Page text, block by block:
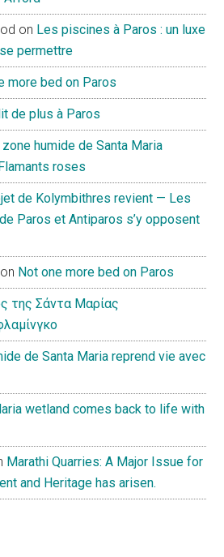
on Les piscines à Paros : un luxe
permettre
more bed on Paros
de plus à Paros
zone humide de Santa Maria
roses
de Kolymbithres revient — Les
Paros et Antiparos s’y opposent
on Not one more bed on Paros
της Σάντα Μαρίας
de Santa Maria reprend vie avec
wetland comes back to life with
Marathi Quarries: A Major Issue for
and Heritage has arisen.